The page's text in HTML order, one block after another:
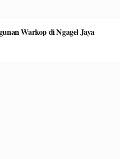
Warkop di Ngagel Jaya